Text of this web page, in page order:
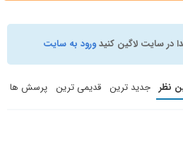
در سایت لاگین کنیدورود به سایت
نظر جدید ترین قدیمی ترین پرسش ها